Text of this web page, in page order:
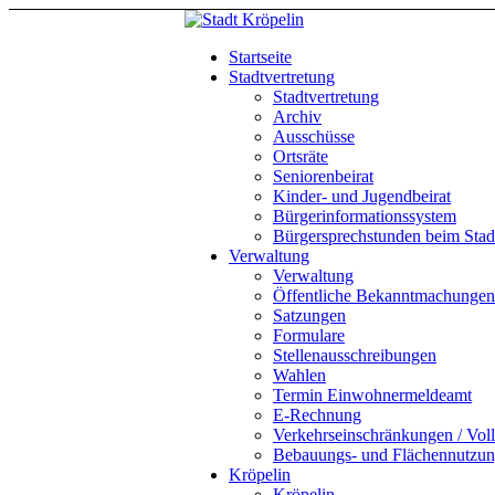
Startseite
Stadtvertretung
Stadtvertretung
Archiv
Ausschüsse
Ortsräte
Seniorenbeirat
Kinder- und Jugendbeirat
Bürgerinformationssystem
Bürgersprechstunden beim
Verwaltung
Verwaltung
Öffentliche Bekanntmachungen
Satzungen
Formulare
Stellenausschreibungen
Wahlen
Termin Einwohnermeldeamt
E-Rechnung
Verkehrseinschränkungen /
Bebauungs- und
Kröpelin